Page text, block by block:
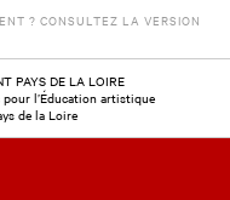
? CONSULTEZ LA VERSION
PAYS DE LA LOIRE
pour l’Éducation artistique
de la Loire